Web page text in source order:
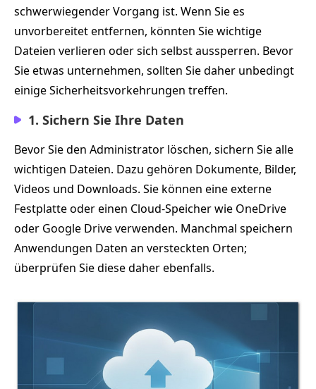
schwerwiegender Vorgang ist. Wenn Sie es
unvorbereitet entfernen, könnten Sie wichtige
Dateien verlieren oder sich selbst aussperren. Bevor
Sie etwas unternehmen, sollten Sie daher unbedingt
einige Sicherheitsvorkehrungen treffen.
1. Sichern Sie Ihre Daten
Bevor Sie den Administrator löschen, sichern Sie alle
wichtigen Dateien. Dazu gehören Dokumente, Bilder,
Videos und Downloads. Sie können eine externe
Festplatte oder einen Cloud-Speicher wie OneDrive
oder Google Drive verwenden. Manchmal speichern
Anwendungen Daten an versteckten Orten;
überprüfen Sie diese daher ebenfalls.